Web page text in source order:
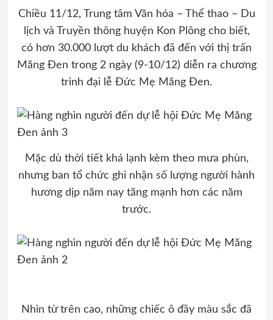
Chiều 11/12, Trung tâm Văn hóa – Thể thao – Du
lịch và Truyền thông huyện Kon Plông cho biết,
có hơn 30.000 lượt du khách đã đến với thị trấn
Măng Đen trong 2 ngày (9-10/12) diễn ra chương
trình đại lễ Đức Mẹ Măng Đen.
Mặc dù thời tiết khá lạnh kèm theo mưa phùn,
nhưng ban tổ chức ghi nhận số lượng người hành
hương dịp năm nay tăng mạnh hơn các năm
trước.
Nhìn từ trên cao, những chiếc ô đầy màu sắc đã